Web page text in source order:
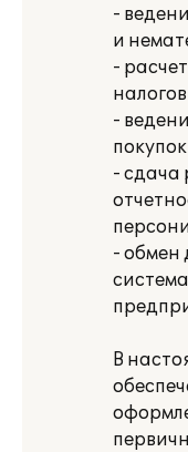
-
и
-
-
- сдача
- обмен
В